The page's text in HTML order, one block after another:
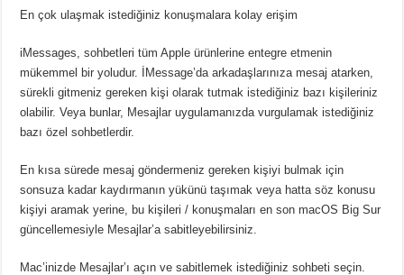
En çok ulaşmak istediğiniz konuşmalara kolay erişim
iMessages, sohbetleri tüm Apple ürünlerine entegre etmenin
mükemmel bir yoludur. İMessage’da arkadaşlarınıza mesaj atarken,
sürekli gitmeniz gereken kişi olarak tutmak istediğiniz bazı kişileriniz
olabilir. Veya bunlar, Mesajlar uygulamanızda vurgulamak istediğiniz
bazı özel sohbetlerdir.
En kısa sürede mesaj göndermeniz gereken kişiyi bulmak için
sonsuza kadar kaydırmanın yükünü taşımak veya hatta söz konusu
kişiyi aramak yerine, bu kişileri / konuşmaları en son macOS Big Sur
güncellemesiyle Mesajlar’a sabitleyebilirsiniz.
Mac’inizde Mesajlar’ı açın ve sabitlemek istediğiniz sohbeti seçin.